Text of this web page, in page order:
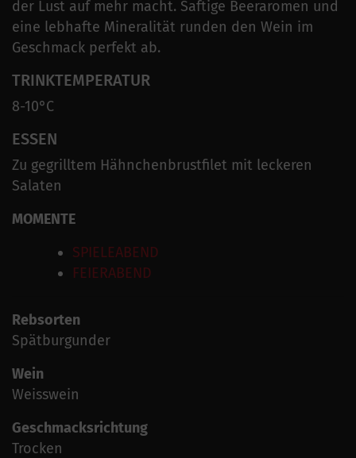
der Lust auf mehr macht. Saftige Beeraromen und
eine lebhafte Mineralität runden den Wein im
Geschmack perfekt ab.
TRINKTEMPERATUR
8-10°C
ESSEN
Zu gegrilltem Hähnchenbrustfilet mit leckeren
Salaten
MOMENTE
SPIELEABEND
FEIERABEND
Rebsorten
Spätburgunder
Wein
Weisswein
Geschmacksrichtung
Trocken